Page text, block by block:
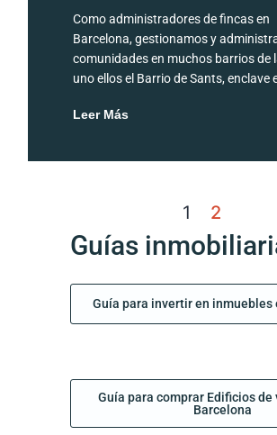
Como administradores de fincas en
Barcelona, gestionamos y
comunidades en muchos barrios de
uno ellos el Barrio de Sants, enclave
Leer Más
1 2
Guías
Guía para invertir en inmuebles
Guía para comprar Edificios de
Barcelona